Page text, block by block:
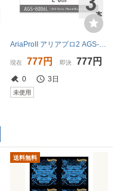
AriaProII アリアプロ2 AGS-8006L Light .046W エレキギター用 バラ弦×3本
現在 777円 即決 777円
0 3日
未使用
送料無料